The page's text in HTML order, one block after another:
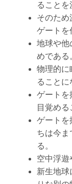
ることを
そのため
ゲートを
地球や他
めである
物理的に
ることに
ゲートを
目覚める
ゲートを
ちは今ま
る。
空中浮遊
新生地球